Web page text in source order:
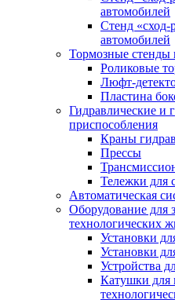
автомобилей
Стенд «сход-
автомобилей
Тормозные стенды
Роликовые
Люфт-
Пластина
Гидравлические и
приспособления
Краны
Прессы
Тележки для
Автоматическая
Оборудование для
технологических
Установки
Установки
Устройства
Катушки для